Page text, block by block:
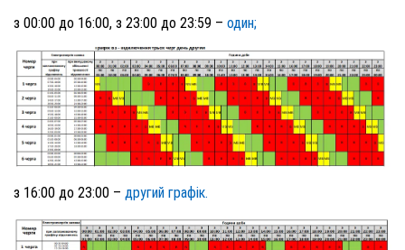
з 00:00 до 16:00, з 23:00 до 23:59 – один;
з 16:00 до 23:00 – другий графік.